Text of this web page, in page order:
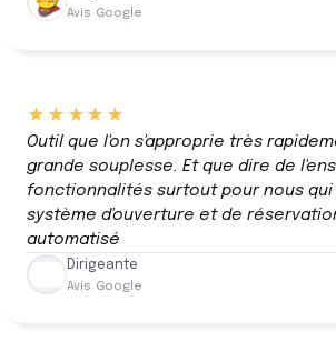
Avis Google
★★★★★
Outil que l'on s'approprie très
grande souplesse. Et que dire de
fonctionnalités surtout pour nous qui
système d'ouverture et de
automatisé
Dirigeante
Avis Google